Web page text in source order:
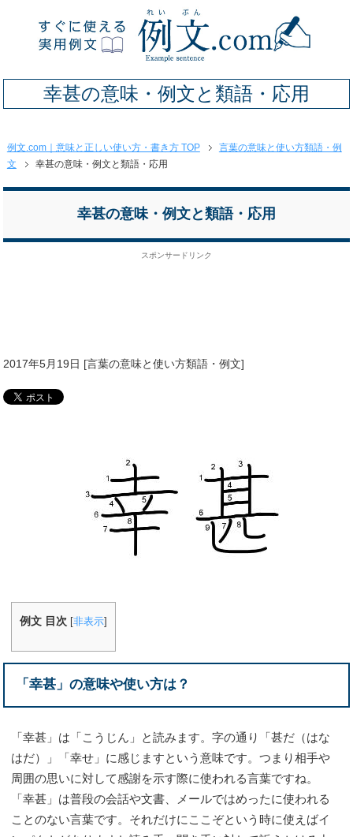
幸甚の意味・例文と類語・応用
例文.com｜意味と正しい使い方・書き方 TOP
言葉の意味と使い方類語・例
文
幸甚の意味・例文と類語・応用
幸甚の意味・例文と類語・応用
スポンサードリンク
2017年5月19日 [言葉の意味と使い方類語・例文]
例文 目次 [非表示]
「幸甚」の意味や使い方は？
「幸甚」は「こうじん」と読みます。字の通り「甚だ（はな
はだ）」「幸せ」に感じますという意味です。つまり相手や
周囲の思いに対して感謝を示す際に使われる言葉ですね。
「幸甚」は普段の会話や文書、メールではめったに使われる
ことのない言葉です。それだけにここぞという時に使えばイ